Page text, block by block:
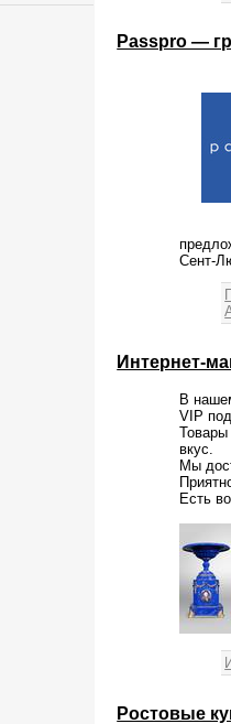
Passpro —
Сент-
Интернет-
В
VIP
Товары
вкус.
Мы
Есть
Ростовые